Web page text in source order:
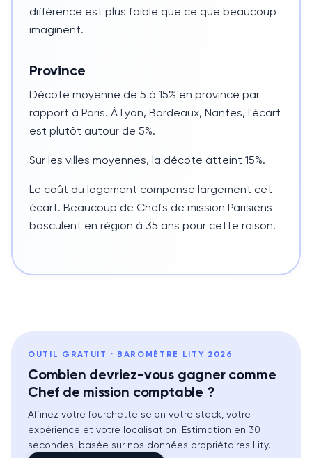
différence est plus faible que ce que beaucoup
imaginent.
Province
Décote moyenne de 5 à 15% en province par
rapport à Paris. À Lyon, Bordeaux, Nantes, l'écart
est plutôt autour de 5%.
Sur les villes moyennes, la décote atteint 15%.
Le coût du logement compense largement cet
écart. Beaucoup de Chefs de mission Parisiens
basculent en région à 35 ans pour cette raison.
OUTIL GRATUIT · BAROMÈTRE LITY 2026
Combien devriez-vous gagner comme
Chef de mission comptable ?
Affinez votre fourchette selon votre stack, votre
expérience et votre localisation. Estimation en 30
secondes, basée sur nos données propriétaires Lity.